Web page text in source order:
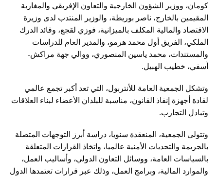
كومان، ووزير الشؤون الخارجية والتعاون الإفريقي والمغاربة
المقيمين بالخارج، ناصر بوريطة، والوزير المنتدب لدى وزيرة
الاقتصاد والمالية المكلف بالميزانية، فوزي لقجع، وقائد الدرك
الملكي، الفريق أول محمد هرمو، والمدير العام للدراسات
والمستندات، محمد ياسين المنصوري، ووالي جهة مراكش-
آسفي، خطيب الهبيل.
وتشكل الجمعية العامة للأنتربول، التي تعد أكبر تجمع عالمي
لقادة أجهزة إنفاذ القانون، مناسبة للبلدان الأعضاء لبناء العلاقات
وتبادل التجارب.
وتتولى الجمعية، المنعقدة سنويا، دراسة أبرز التوجهات المتصلة
بالجريمة والتحديات الأمنية عالميا، واتخاذ القرارات المتعلقة
بالسياسات العامة، ووسائل التعاون الدولي، وأساليب العمل،
والموارد المالية، وبرامج العمل، وذلك عبر قرارات تعتمدها الدول